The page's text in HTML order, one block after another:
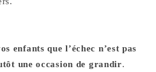
enfants que l’échec n’est pas
une occasion de grandir.